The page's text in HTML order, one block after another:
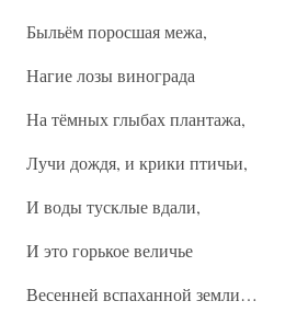
Быльём поросшая межа,
Нагие лозы винограда
На тёмных глыбах плантажа,
Лучи дождя, и крики птичьи,
И воды тусклые вдали,
И это горькое величье
Весенней вспаханной земли…